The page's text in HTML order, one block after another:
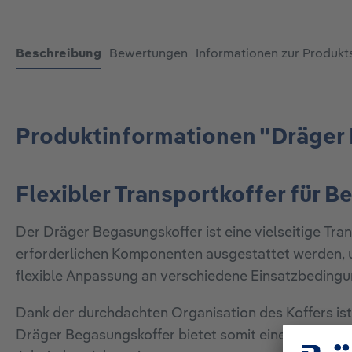
Beschreibung Bewertungen Informationen zur
Produktinformationen "Dräger
Flexibler Transportkoffer für
Der Dräger Begasungskoffer ist eine vielseitige
erforderlichen Komponenten ausgestattet werden,
flexible Anpassung an verschiedene
Dank der durchdachten Organisation des Koffers
Dräger Begasungskoffer bietet somit eine